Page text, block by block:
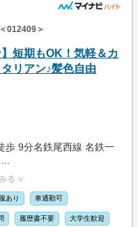
012409＞
】短期もOK！気軽＆カ
リアン♪髪色自由
歩 9分名鉄尾西線 名鉄一
る ∨
あり 車通勤可
履歴書不要 大学生歓迎